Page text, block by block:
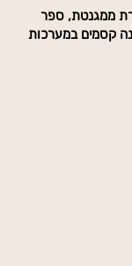
ממגנטת, ספר
הסדנה קסמים במערכות